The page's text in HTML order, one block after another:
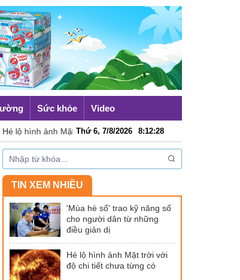
Sức khỏe Video
lộ hình ảnh Mặt trời với độ chi tiết chưa từng có
Thứ 6, 7/8/2026 8:12:28
TIN XEM NHIỀU
'Mùa hè số' trao kỹ năng số
cho người dân từ những
điều giản dị
Hé lộ hình ảnh Mặt trời với
độ chi tiết chưa từng có